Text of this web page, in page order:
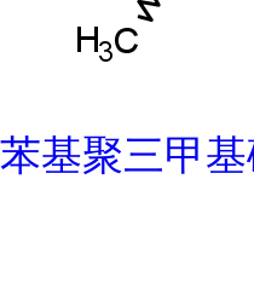
苯基聚三甲